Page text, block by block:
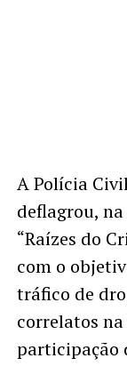
A Polícia
deflagrou,
“Raízes do
com o
tráfico de
correlatos
participação